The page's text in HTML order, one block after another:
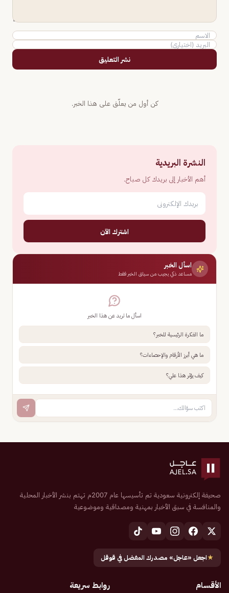
نشر التعليق
كن أول من يعلّق على هذا الخبر.
النشرة البريدية
أهم الأخبار إلى بريدك كل صباح.
اشترك الآن
اسأل الخبر
مساعد ذكي يجيب من سياق الخبر فقط
اسأل ما تريد عن هذا الخبر
ما الفكرة الرئيسية للخبر؟
ما هي أبرز الأرقام والإحصاءات؟
كيف يؤثر هذا علي؟
صحيفة إلكترونية سعودية تم تأسيسها عام 2007م تهتم بنشر الأخبار المحلية
والمنافسة في سبق الأخبار بمهنية ومصداقية وموضوعية
★اجعل «عاجل» مصدرك المفضل في قوقل
الأقسام روابط سريعة